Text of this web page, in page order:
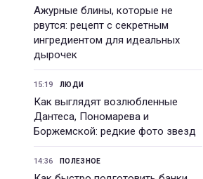
Ажурные блины, которые не
рвутся: рецепт с секретным
ингредиентом для идеальных
дырочек
15:19 ЛЮДИ
Как выглядят возлюбленные
Дантеса, Пономарева и
Боржемской: редкие фото звезд
14:36 ПОЛЕЗНОЕ